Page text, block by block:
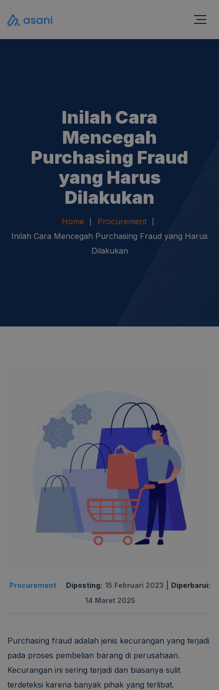
Inilah Cara
Mencegah
Purchasing Fraud
yang Harus
Dilakukan
Home
Procurement
Inilah Cara Mencegah Purchasing Fraud yang Harus
Dilakukan
Procurement Diposting: 15 Februari 2023
Diperbarui:
14 Maret 2025
Purchasing fraud adalah jenis kecurangan yang terjadi
pada proses pembelian barang di perusahaan.
Kecurangan ini sering terjadi dan biasanya sulit
terdeteksi karena banyak pihak yang terlibat.